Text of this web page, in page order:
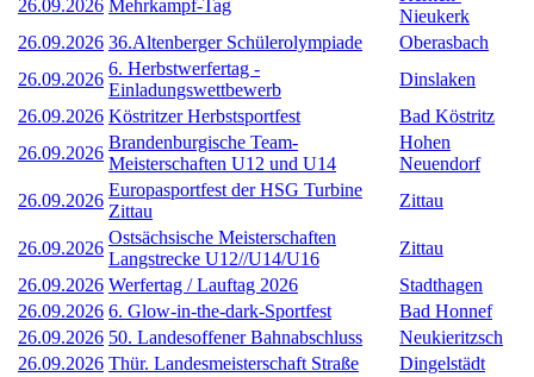
26.09.2026 Mehrkampf-Tag
Nieukerk
26.09.2026 36.Altenberger Schülerolympiade
Oberasbach
26.09.2026
6. Herbstwerfertag -
Einladungswettbewerb
Dinslaken
26.09.2026 Köstritzer Herbstsportfest
Bad Köstritz
26.09.2026
Brandenburgische Team-
Meisterschaften U12 und U14
Hohen
Neuendorf
26.09.2026
Europasportfest der HSG Turbine
Zittau
Zittau
26.09.2026
Ostsächsische Meisterschaften
Langstrecke U12//U14/U16
Zittau
26.09.2026 Werfertag / Lauftag 2026
Stadthagen
26.09.2026 6. Glow-in-the-dark-Sportfest
Bad Honnef
26.09.2026 50. Landesoffener Bahnabschluss
Neukieritzsch
26.09.2026 Thür. Landesmeisterschaft Straße
Dingelstädt